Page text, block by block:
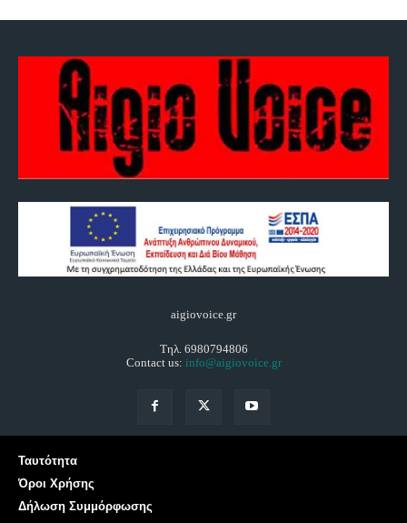
aigiovoice.gr
Τηλ. 6980794806
Contact us: info@aigiovoice.gr
Ταυτότητα
Όροι Χρήσης
Δήλωση Συμμόρφωσης